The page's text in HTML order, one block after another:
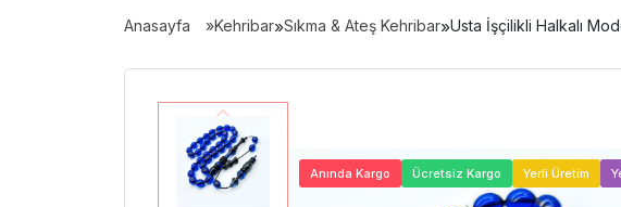
Anasayfa Kehribar»Sıkma & Ateş Kehribar»Usta İşçilikli Halkalı
Anında Kargo Ücretsiz Kargo Yerli Üretim